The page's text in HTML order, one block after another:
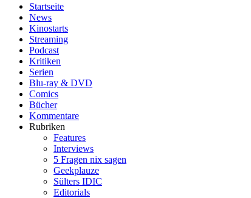
Startseite
News
Kinostarts
Streaming
Podcast
Kritiken
Serien
Blu-ray & DVD
Comics
Bücher
Kommentare
Rubriken
Features
Interviews
5 Fragen nix sagen
Geekplauze
Sülters IDIC
Editorials